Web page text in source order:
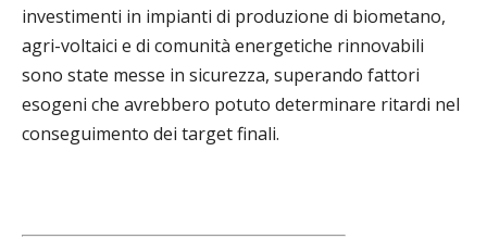
investimenti in impianti di produzione di biometano,
agri-voltaici e di comunità energetiche rinnovabili
sono state messe in sicurezza, superando fattori
esogeni che avrebbero potuto determinare ritardi nel
conseguimento dei target finali.